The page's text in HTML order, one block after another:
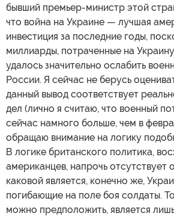
бывший премьер-министр этой
что война на Украине — лучшая
инвестиция за последние годы,
миллиарды, потраченные на
удалось значительно ослабить
России. Я сейчас не берусь
данный вывод соответствует
дел (лично я считаю, что военный
сейчас намного больше, чем в
обращаю внимание на логику
В логике британского политика,
американцев, напрочь отсутствует
каковой является, конечно же,
погибающие на поле боя солдаты.
можно предположить, является